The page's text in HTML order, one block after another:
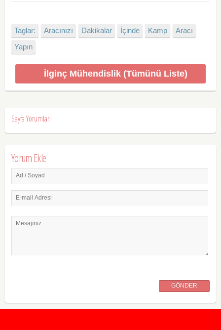
Taglar: Aracınızı Dakikalar İçinde Kamp
Aracı
Yapın
İlginç Mühendislik (Tümünü Liste)
Sayfa Yorumları
Yorum Ekle
Ad / Soyad
E-mail Adresi
Mesajınız
GÖNDER